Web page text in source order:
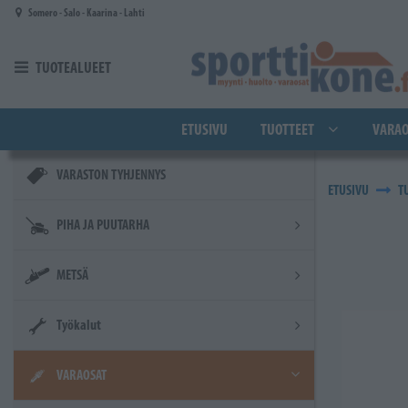
Siirry pääsisältöön
Somero - Salo - Kaarina - Lahti
TUOTEALUEET
ETUSIVU TUOTTEET
VARASTON TYHJENNYS
PIHA JA PUUTARHA
METSÄ
Työkalut
VARAOSAT
ETUSIVU